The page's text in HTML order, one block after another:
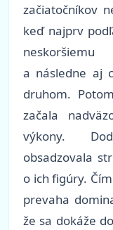
začiatočníkov
keď najprv
a následne aj
druhom.
začala
výkony.
obsadzovala
o ich figúry.
prevaha
že sa dokáže